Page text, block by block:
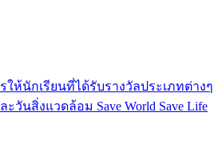
ให้นักเรียนที่ได้รับรางวัลประเภทต่างๆ
วันสิ่งแวดล้อม Save World Save Life